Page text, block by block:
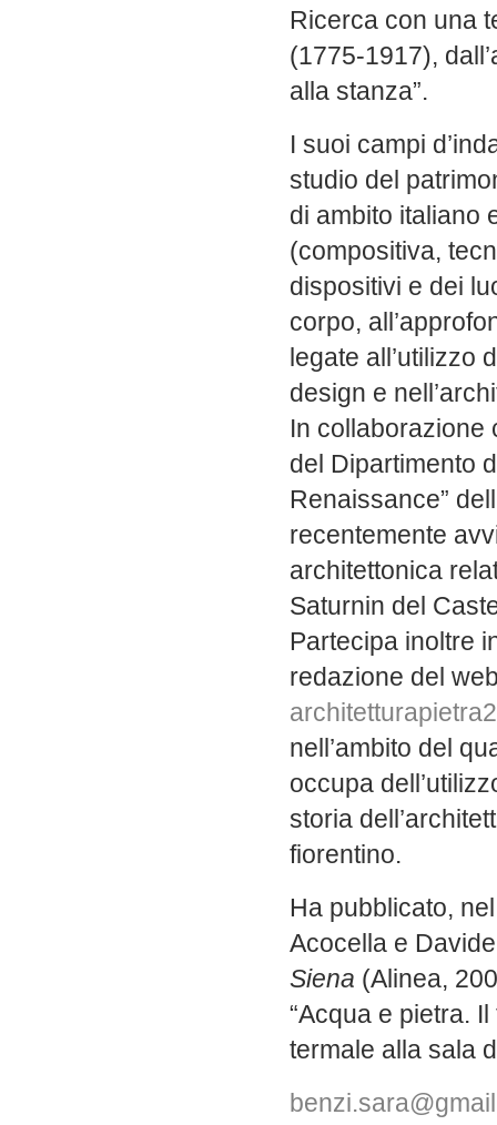
Ricerca con una
(1775-1917),
alla stanza”.
I suoi campi
studio del
di ambito italiano
(compositiva,
dispositivi e dei
corpo,
legate all’utilizzo
design e
In collaborazione
del Dipartimento
Renaissance”
recentemente
architettonica
Saturnin del
Partecipa inoltre
redazione del
nell’ambito del
occupa
storia
fiorentino.
Ha pubblicato,
Acocella e
Siena (Alinea,
“Acqua e pietra.
termale alla sala